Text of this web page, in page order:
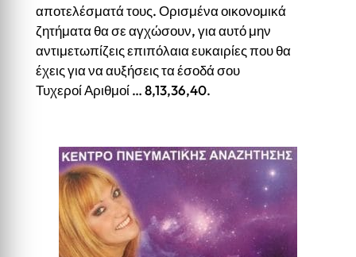
αποτελέσματά τους. Ορισμένα οικονομικά
ζητήματα θα σε αγχώσουν, για αυτό μην
αντιμετωπίζεις επιπόλαια ευκαιρίες που θα
έχεις για να αυξήσεις τα έσοδά σου
Τυχεροί Αριθμοί … 8,13,36,40.